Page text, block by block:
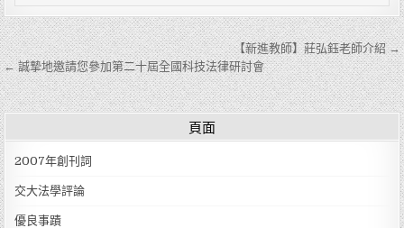
文章導覽
【新進教師】莊弘鈺老師介紹 →
← 誠摯地邀請您參加第二十屆全國科技法律研討會
頁面
2007年創刊詞
交大法學評論
優良事蹟